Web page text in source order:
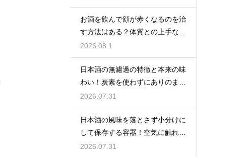
お酒を飲んで顔が赤くなるのを治
す方法はある？体質との上手な付
き合い方
2026.08.1
日本酒の無濾過の特徴と本来の味
わい！炭素を使わずにありのまま
を楽しむ
2026.07.31
日本酒の風味を落とさず小分けに
して保存する容器！空気に触れさ
せない
2026.07.31